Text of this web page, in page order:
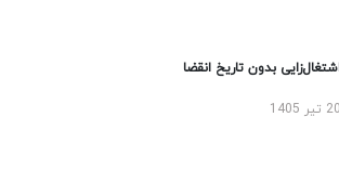
بدون تاریخ انقضا